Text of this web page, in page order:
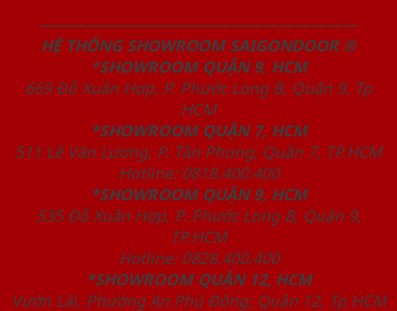
————————————————————
HỆ THỐNG SHOWROOM SAIGONDOOR ®
*SHOWROOM QUẬN 9, HCM
669 Đỗ Xuân Hợp, P. Phước Long B, Quận 9, Tp
HCM
*SHOWROOM QUẬN 7, HCM
511 Lê Văn Lương, P. Tân Phong, Quận 7, TP.HCM
Hotline: 0818.400.400
*SHOWROOM QUẬN 9, HCM
535 Đỗ Xuân Hợp, P. Phước Long B, Quận 9,
TP.HCM
Hotline: 0828.400.400
*SHOWROOM QUẬN 12, HCM
Vườn Lài, Phường An Phú Đông, Quận 12, Tp HCM